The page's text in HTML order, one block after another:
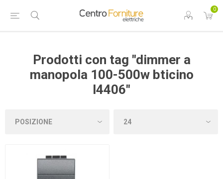
0
Prodotti con tag "dimmer a
manopola 100-500w bticino
l4406"